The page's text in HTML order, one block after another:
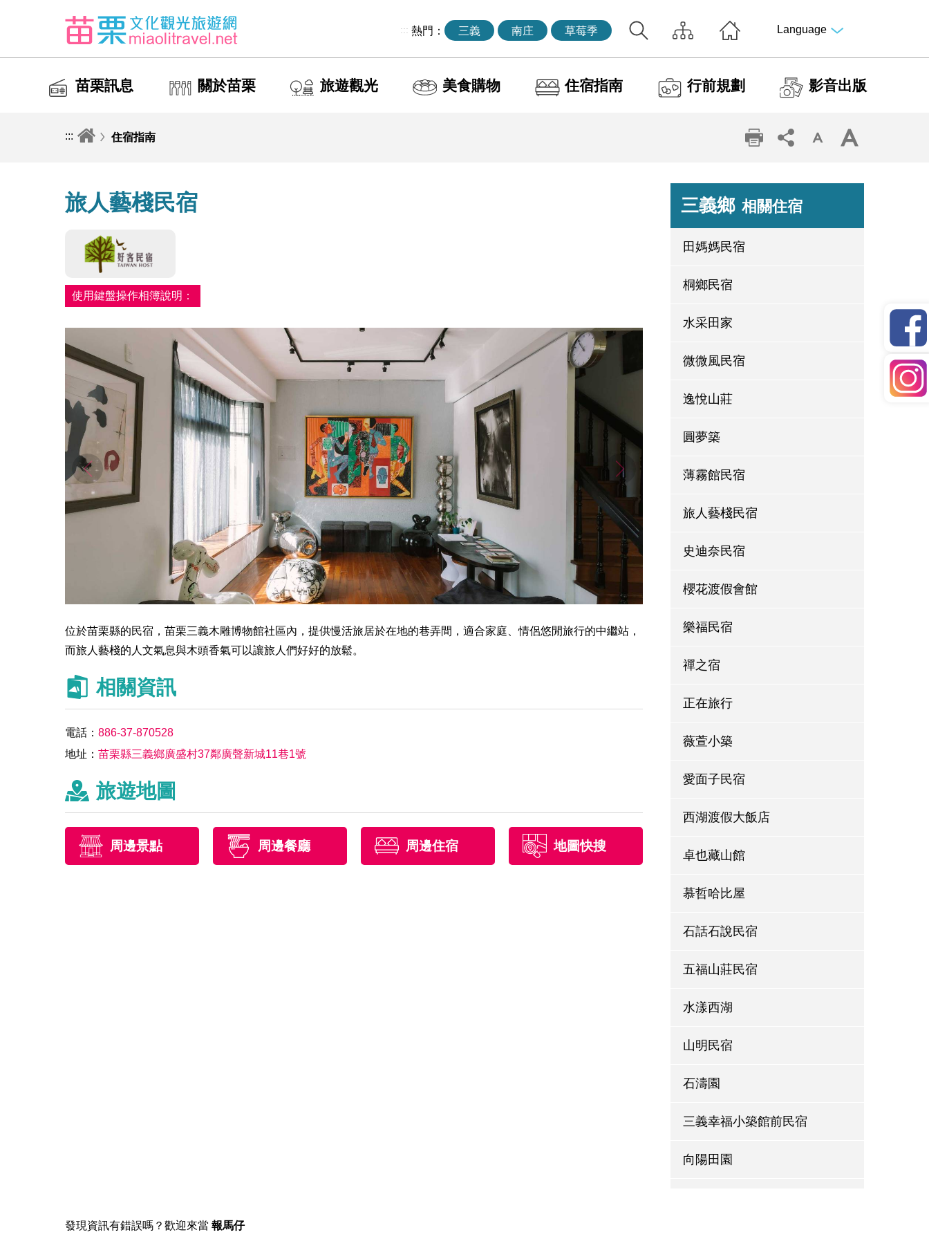
::: 熱門： 三義 南庄 草莓季 Language
苗栗訊息 關於苗栗 旅遊觀光 美食購物 住宿指南 行前規劃 影音出版
::: 住宿指南
旅人藝棧民宿
使用鍵盤操作相簿說明：
位於苗栗縣的民宿，苗栗三義木雕博物館社區內，提供慢活旅居於在地的巷弄間，適合家庭、情侶悠閒旅行的中繼站，
而旅人藝棧的人文氣息與木頭香氣可以讓旅人們好好的放鬆。
相關資訊
電話：886-37-870528
地址：苗栗縣三義鄉廣盛村37鄰廣聲新城11巷1號
旅遊地圖
周邊景點 周邊餐廳 周邊住宿 地圖快搜
三義鄉 相關住宿
田媽媽民宿
桐鄉民宿
水采田家
微微風民宿
逸悅山莊
圓夢築
薄霧館民宿
旅人藝棧民宿
史迪奈民宿
櫻花渡假會館
樂福民宿
禪之宿
正在旅行
薇萱小築
愛面子民宿
西湖渡假大飯店
卓也藏山館
慕哲哈比屋
石話石說民宿
五福山莊民宿
水漾西湖
山明民宿
石濤園
三義幸福小築館前民宿
向陽田園
發現資訊有錯誤嗎？歡迎來當報馬仔